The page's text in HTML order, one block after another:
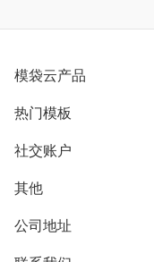
模袋云产品
别墅设计营销
模型协同展示分享
别墅社区
热门模板
欧式别墅
中式别墅
社交账户
B站
抖音
微信公众号
其他
用户服务协议
隐私政策
公司地址